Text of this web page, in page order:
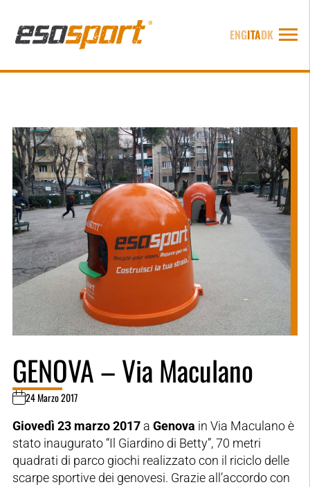
ENGITADK
GENOVA – Via Maculano
24 Marzo 2017
Giovedì 23 marzo 2017 a Genova in Via Maculano è
stato inaugurato “Il Giardino di Betty”, 70 metri
quadrati di parco giochi realizzato con il riciclo delle
scarpe sportive dei genovesi. Grazie all’accordo con